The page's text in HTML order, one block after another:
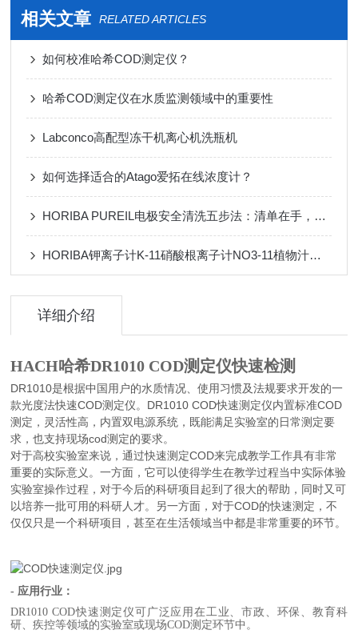
相关文章 RELATED ARTICLES
如何校准哈希COD测定仪？
哈希COD测定仪在水质监测领域中的重要性
Labconco高配型冻干机离心机洗瓶机
如何选择适合的Atago爱拓在线浓度计？
HORIBA PUREIL电极安全清洗五步法：清单在手，操作无忧
HORIBA钾离子计K-11硝酸根离子计NO3-11植物汁液检测农作物的氮和钾状况
详细介绍
HACH哈希DR1010 COD测定仪快速检测
DR1010是根据中国用户的水质情况、使用习惯及法规要求开发的一
款光度法快速COD测定仪。DR1010 COD快速测定仪内置标准COD
测定，灵活性高，内置双电源系统，既能满足实验室的日常测定要
求，也支持现场cod测定的要求。
对于高校实验室来说，通过快速测定COD来完成教学工作具有非常
重要的实际意义。一方面，它可以使得学生在教学过程当中实际体验
实验室操作过程，对于今后的科研项目起到了很大的帮助，同时又可
以培养一批可用的科研人才。另一方面，对于COD的快速测定，不
仅仅只是一个科研项目，甚至在生活领域当中都是非常重要的环节。
- 应用行业：
DR1010 COD快速测定仪可广泛应用在工业、市政、环保、教育科
研、疾控等领域的实验室或现场COD测定环节中。